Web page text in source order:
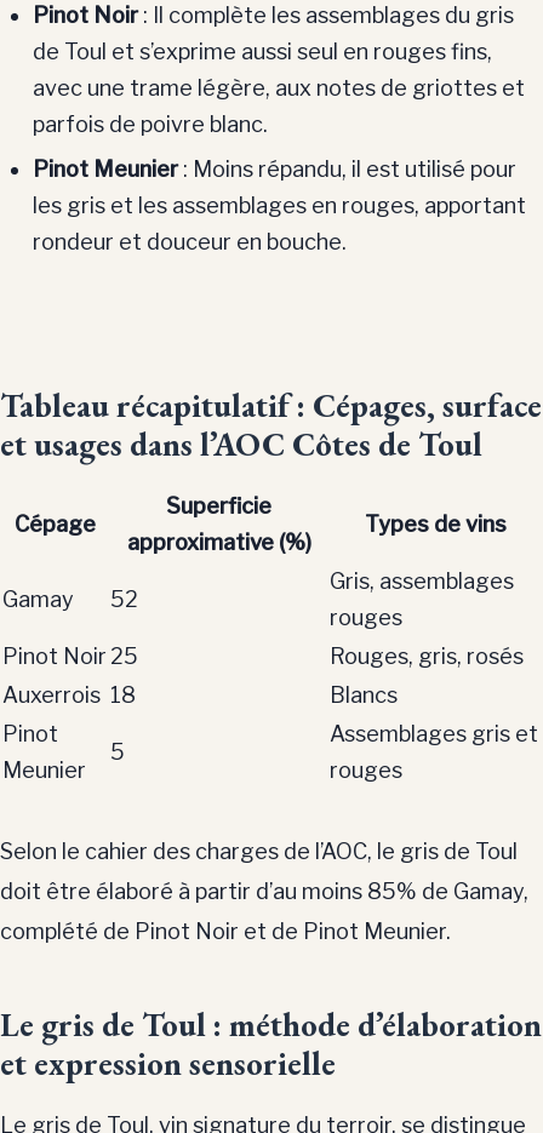
Pinot Noir: Il complète les assemblages du gris
de Toul et s’exprime aussi seul en rouges fins,
avec une trame légère, aux notes de griottes et
parfois de poivre blanc.
Pinot Meunier: Moins répandu, il est utilisé pour
les gris et les assemblages en rouges, apportant
rondeur et douceur en bouche.
Tableau récapitulatif : Cépages, surface
et usages dans l’AOC Côtes de Toul
Cépage
Superficie
approximative (%)
Types de vins
Gamay 52
Gris, assemblages
rouges
Pinot Noir 25
Rouges, gris, rosés
Auxerrois 18
Blancs
Pinot
Meunier
5
Assemblages gris et
rouges
Selon le cahier des charges de l’AOC, le gris de Toul
doit être élaboré à partir d’au moins 85% de Gamay,
complété de Pinot Noir et de Pinot Meunier.
Le gris de Toul : méthode d’élaboration
et expression sensorielle
Le gris de Toul, vin signature du terroir, se distingue